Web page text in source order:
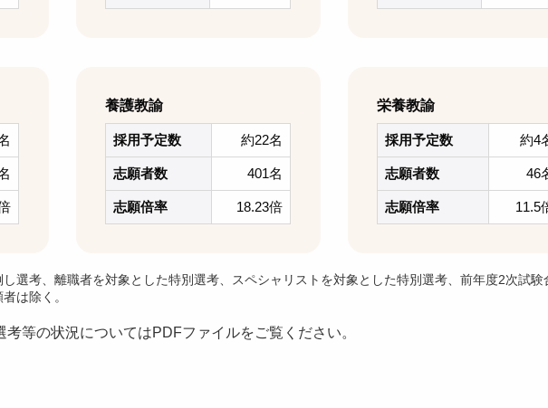
養護教諭
採用予定数 約22名
志願者数 401名
志願倍率 18.23倍
栄養教諭
採用予定数 約4
志願者数 46
志願倍率 11.5
選考、離職者を対象とした特別選考、スペシャリストを対象とした特別選考、前年度2次試験
は除く。
等の状況についてはPDFファイルをご覧ください。